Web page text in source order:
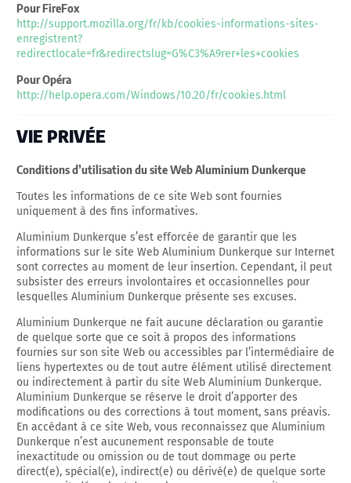
Pour FireFox
http://support.mozilla.org/fr/kb/cookies-informations-sites-
enregistrent?
redirectlocale=fr&redirectslug=G%C3%A9rer+les+cookies
Pour Opéra
http://help.opera.com/Windows/10.20/fr/cookies.html
VIE PRIVÉE
Conditions d’utilisation du site Web Aluminium Dunkerque
Toutes les informations de ce site Web sont fournies
uniquement à des fins informatives.
Aluminium Dunkerque s’est efforcée de garantir que les
informations sur le site Web Aluminium Dunkerque sur Internet
sont correctes au moment de leur insertion. Cependant, il peut
subsister des erreurs involontaires et occasionnelles pour
lesquelles Aluminium Dunkerque présente ses excuses.
Aluminium Dunkerque ne fait aucune déclaration ou garantie
de quelque sorte que ce soit à propos des informations
fournies sur son site Web ou accessibles par l’intermédiaire de
liens hypertextes ou de tout autre élément utilisé directement
ou indirectement à partir du site Web Aluminium Dunkerque.
Aluminium Dunkerque se réserve le droit d’apporter des
modifications ou des corrections à tout moment, sans préavis.
En accédant à ce site Web, vous reconnaissez que Aluminium
Dunkerque n’est aucunement responsable de toute
inexactitude ou omission ou de tout dommage ou perte
direct(e), spécial(e), indirect(e) ou dérivé(e) de quelque sorte